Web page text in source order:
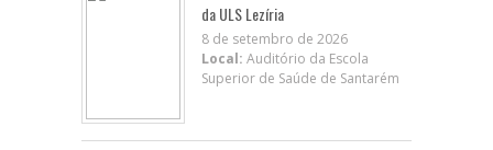
da ULS Lezíria
8 de setembro de 2026
Local: Auditório da Escola
Superior de Saúde de Santarém